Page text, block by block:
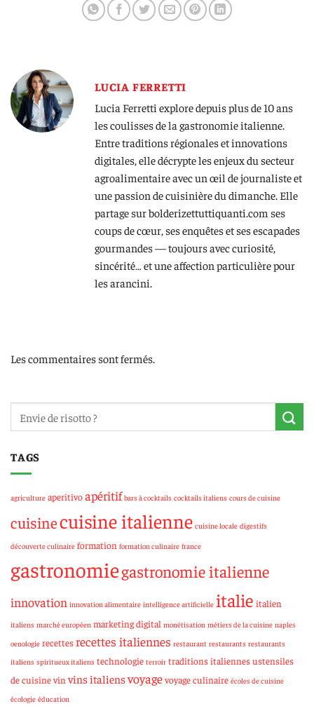
LUCIA FERRETTI
Lucia Ferretti explore depuis plus de 10 ans
les coulisses de la gastronomie italienne.
Entre traditions régionales et innovations
digitales, elle décrypte les enjeux du secteur
agroalimentaire avec un œil de journaliste et
une passion de cuisinière du dimanche. Elle
partage sur bolderizettuttiquanti.com ses
coups de cœur, ses enquêtes et ses escapades
gourmandes — toujours avec curiosité,
sincérité… et une affection particulière pour
les arancini.
Les commentaires sont fermés.
TAGS
agriculture aperitivoapéritif bars à cocktails cocktails italiens cours de cuisine
cuisinecuisine italienne cuisine locale digestifs
découverte culinaire formation formation culinaire france
gastronomiegastronomie italienne
innovation innovation alimentaire intelligence artificielle italie italien
italiens marché européen marketing digital monétisation métiers de la cuisine naples
oenologie recettesrecettes italiennes restaurant restaurants restaurants
italiens spiritueux italiens technologie terroir traditions italiennesustensiles
de cuisinevin vins italiensvoyagevoyage culinaire écoles de cuisine
écologie éducation